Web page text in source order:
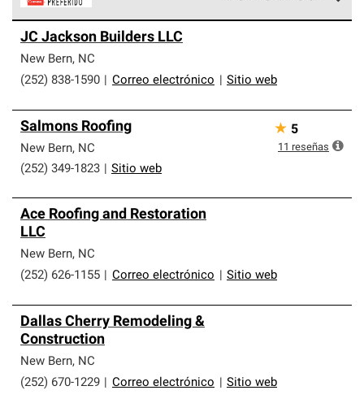
parte de una red exclusiva de profesionales de techos
que cumplen con altos estándares y requisitos estrictos
de profesionalismo y confiabilidad.
JC Jackson Builders LLC
New Bern, NC
(252) 838-1590
Correo electrónico Sitio web
Salmons Roofing
New Bern, NC
(252) 349-1823
Sitio web
★ 5
11 reseñas
Ace Roofing and Restoration
LLC
New Bern, NC
(252) 626-1155
Correo electrónico Sitio web
Dallas Cherry Remodeling &
Construction
New Bern, NC
(252) 670-1229
Correo electrónico Sitio web